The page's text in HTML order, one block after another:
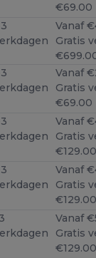
€69.00
Vanaf
Gratis
Vanaf
Gratis
€69.00
Vanaf
Gratis
€129.00
Vanaf
Gratis
€129.00
Vanaf
Gratis
€129.00